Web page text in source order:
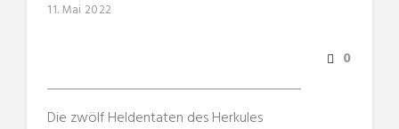
11. Mai 2022
0
Die zwölf Heldentaten des Herkules